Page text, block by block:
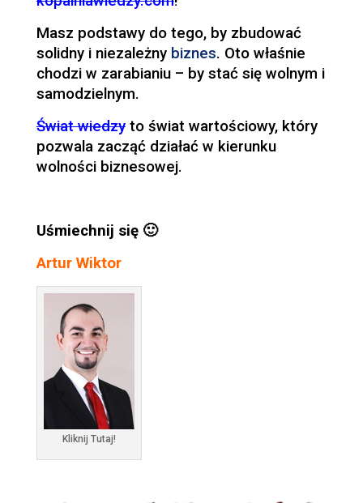
Masz podstawy do tego, by zbudować
solidny i niezależnybiznes. Oto właśnie
chodzi w zarabianiu – by stać się wolnym i
samodzielnym.
Świat wiedzyto świat wartościowy, który
pozwala zacząć działać w kierunku
wolności biznesowej.
Uśmiechnij się 🙂
Artur Wiktor
Kliknij Tutaj!